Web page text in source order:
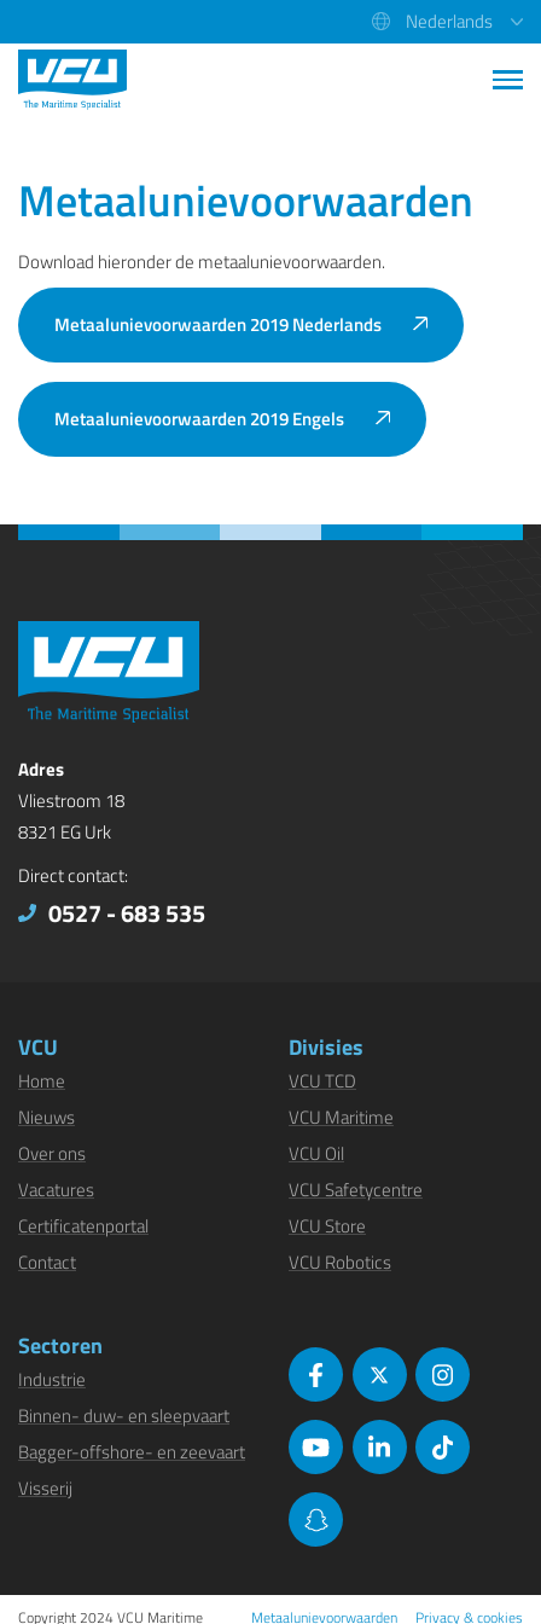
Nederlands
Metaalunievoorwaarden
Download hieronder de metaalunievoorwaarden.
Metaalunievoorwaarden 2019 Nederlands
Metaalunievoorwaarden 2019 Engels
Adres
Vliestroom 18
8321 EG Urk
Direct contact:
0527 - 683 535
VCU
Home
Nieuws
Over ons
Vacatures
Certificatenportal
Contact
Divisies
VCU TCD
VCU Maritime
VCU Oil
VCU Safetycentre
VCU Store
VCU Robotics
Sectoren
Industrie
Binnen- duw- en sleepvaart
Bagger-offshore- en zeevaart
Visserij
Copyright 2024 VCU Maritime Metaalunievoorwaarden Privacy & cookies